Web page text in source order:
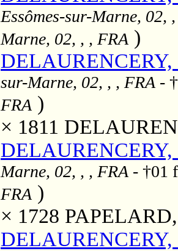
Essômes-sur-Marne, 02,
Marne, 02, , , FRA )
DELAURENCERY,
sur-Marne, 02, , , FRA -
FRA )
× 1811
DELAURENCERY,
Marne, 02, , , FRA - †01
FRA )
× 1728
DELAURENCERY,